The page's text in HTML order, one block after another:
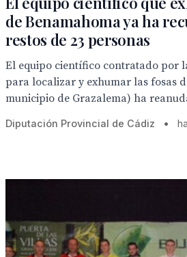
de Benamahoma ya ha
restos de 23 personas
El equipo científico contratado por
para localizar y exhumar las fosas
municipio de Grazalema) ha
Diputación Provincial de Cádiz •